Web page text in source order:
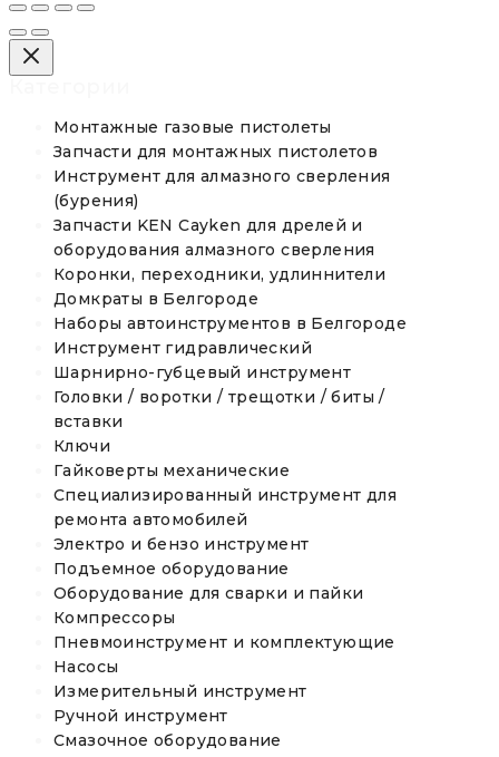
Монтажные газовые пистолеты
Запчасти для монтажных пистолетов
Инструмент для алмазного сверления
(бурения)
Запчасти KEN Cayken для дрелей и
оборудования алмазного сверления
Коронки, переходники, удлиннители
Домкраты в Белгороде
Наборы автоинструментов в Белгороде
Инструмент гидравлический
Шарнирно-губцевый инструмент
Головки / воротки / трещотки / биты /
вставки
Ключи
Гайковерты механические
Специализированный инструмент для
ремонта автомобилей
Электро и бензо инструмент
Подъемное оборудование
Оборудование для сварки и пайки
Компрессоры
Пневмоинструмент и комплектующие
Насосы
Измерительный инструмент
Ручной инструмент
Смазочное оборудование